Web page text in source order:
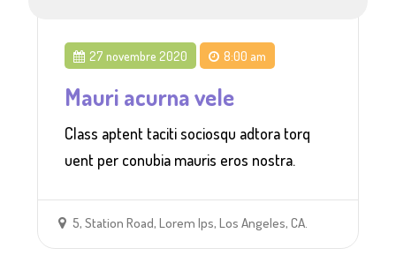
27 novembre 2020 8:00 am
Mauri acurna vele
Class aptent taciti sociosqu adtora torq
uent per conubia mauris eros nostra.
5, Station Road, Lorem Ips, Los Angeles, CA.